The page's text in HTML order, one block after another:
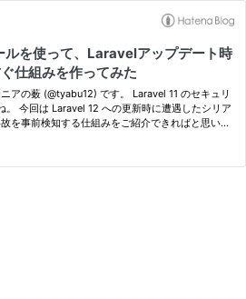
を使って、Laravelアップデート時
仕組みを作ってみた
アの薮 (@tyabu12) です。 Laravel 11 のセキュリ
。 今回は Laravel 12 への更新時に遭遇したシリア
を事前検知する仕組みをご紹介できればと思いま